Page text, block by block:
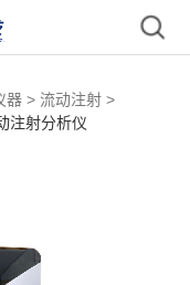
器 > 流动注射 >
注射分析仪